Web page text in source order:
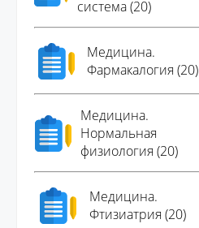
система (20)
Медицина.
Фармакалогия (20)
Медицина.
Нормальная
физиология (20)
Медицина.
Фтизиатрия (20)